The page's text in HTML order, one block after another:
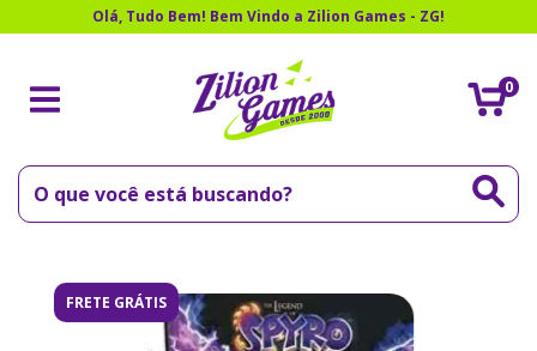
Olá, Tudo Bem! Bem Vindo a Zilion Games - ZG!
0
FRETE GRÁTIS